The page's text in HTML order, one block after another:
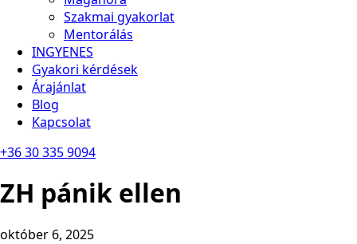
Szakmai gyakorlat
Mentorálás
INGYENES
Gyakori kérdések
Árajánlat
Blog
Kapcsolat
+36 30 335 9094
ZH pánik ellen
október 6, 2025